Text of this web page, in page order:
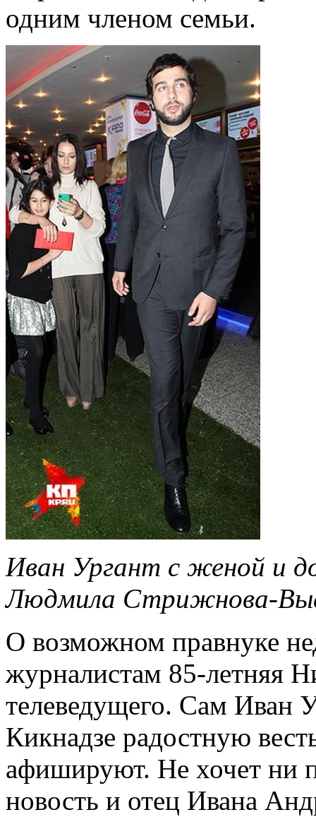
одним членом семьи.
Иван Ургант с женой и
Людмила Стрижнова-
О возможном правнуке
журналистам 85-летняя
телеведущего. Сам Иван
Кикнадзе радостную
афишируют. Не хочет ни
новость и отец Ивана